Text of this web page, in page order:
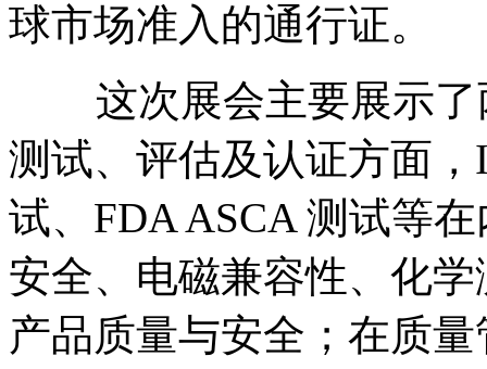
球市场准入的通行证。
这次展会主要展示
测试、评估及认证方面，
试、 FDA ASCA 测试等
安全、电磁兼容性、化
产品质量与安全；在质